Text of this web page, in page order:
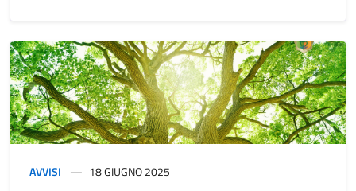
AVVISI 18 GIUGNO 2025